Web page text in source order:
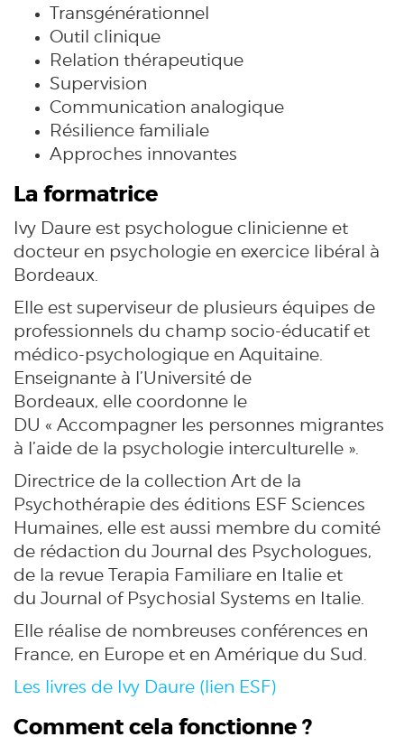
Transgénérationnel
Outil clinique
Relation thérapeutique
Supervision
Communication analogique
Résilience familiale
Approches innovantes
La formatrice
Ivy Daure est psychologue clinicienne et
docteur en psychologie en exercice libéral à
Bordeaux.
Elle est superviseur de plusieurs équipes de
professionnels du champ socio-éducatif et
médico-psychologique en Aquitaine.
Enseignante à l’Université de
Bordeaux, elle coordonne le
DU « Accompagner les personnes migrantes
à l’aide de la psychologie interculturelle ».
Directrice de la collection Art de la
Psychothérapie des éditions ESF Sciences
Humaines, elle est aussi membre du comité
de rédaction du Journal des Psychologues,
de la revue Terapia Familiare en Italie et
du Journal of Psychosial Systems en Italie.
Elle réalise de nombreuses conférences en
France, en Europe et en Amérique du Sud.
Les livres de Ivy Daure (lien ESF)
Comment cela fonctionne ?